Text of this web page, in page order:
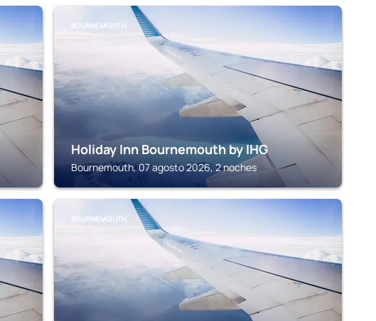
BOURNEMOUTH
Holiday Inn Bournemouth by IHG
Bournemouth, 07 agosto 2026, 2 noches
BOURNEMOUTH